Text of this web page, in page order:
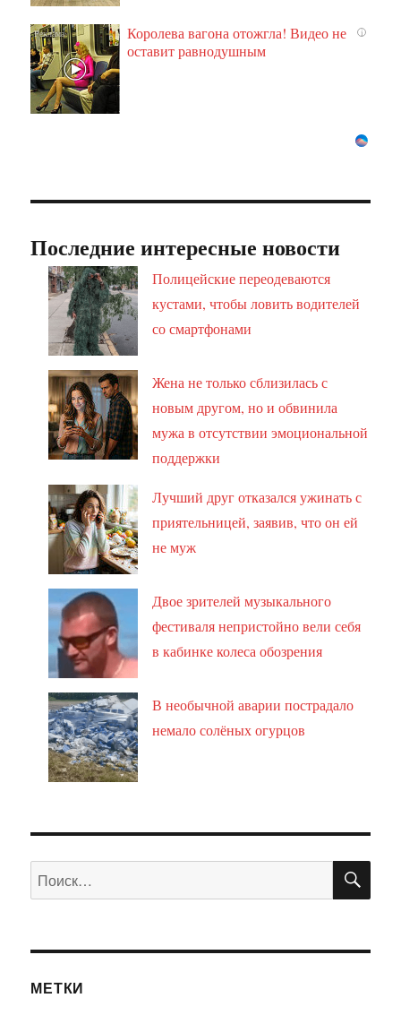
i
Королева вагона отожгла! Видео не
оставит равнодушным
Последние интересные новости
Полицейские переодеваются
кустами, чтобы ловить водителей
со смартфонами
Жена не только сблизилась с
новым другом, но и обвинила
мужа в отсутствии эмоциональной
поддержки
Лучший друг отказался ужинать с
приятельницей, заявив, что он ей
не муж
Двое зрителей музыкального
фестиваля непристойно вели себя
в кабинке колеса обозрения
В необычной аварии пострадало
немало солёных огурцов
Искать:
МЕТКИ